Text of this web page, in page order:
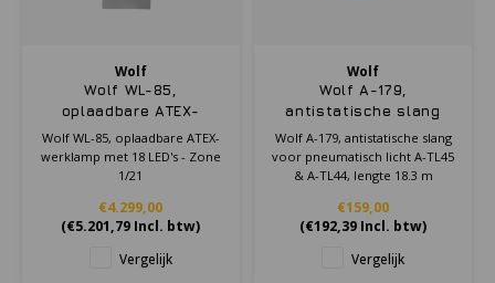
Wolf
Wolf WL-85,
oplaadbare ATEX-
werklamp met 18 LED's
- Zone 1/21
Wolf WL-85, oplaadbare ATEX-
werklamp met 18 LED's - Zone
1/21
€4.299,00
(€5.201,79 Incl. btw)
Vergelijk
Wolf
Wolf A-179,
antistatische slang
voor pneumatisch licht
A-TL45 & A-TL44,
lengte 18.3 m
Wolf A-179, antistatische slang
voor pneumatisch licht A-TL45
& A-TL44, lengte 18.3 m
€159,00
(€192,39 Incl. btw)
Vergelijk